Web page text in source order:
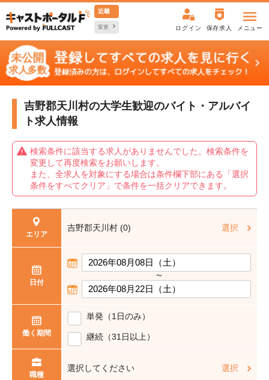
近畿
変更 ログイン 保存求人 メニュー
吉野郡天川村の大学生歓迎のバイト・アルバイ
ト求人情報
検索条件に該当する求人がありませんでした。検索条件を
変更して再度検索をお願いします。
また、全求人を対象にする場合は条件欄下部にある「選択
条件をすべてクリア」で条件を一括クリアできます。
エリア
吉野郡天川村 (0) 選択
日付
〜
働く期間
単発（1日のみ）
継続（31日以上）
職種
選択してください 選択